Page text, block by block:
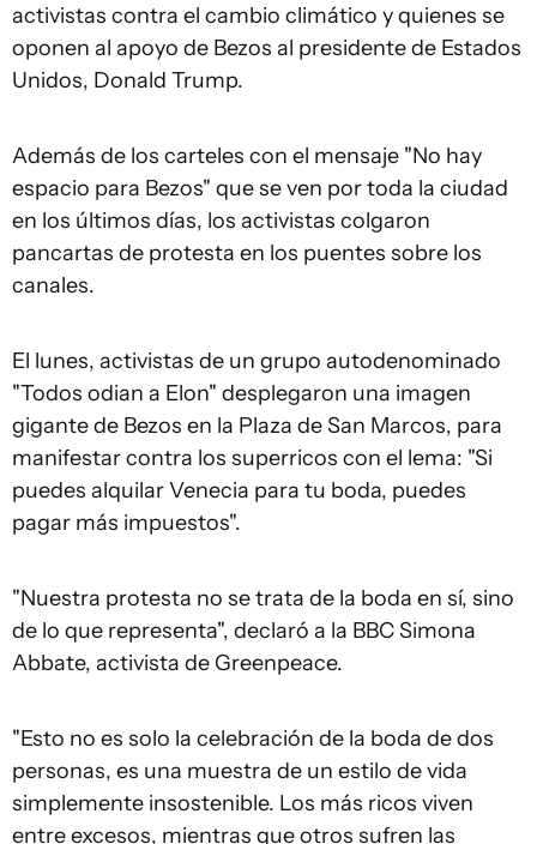
activistas contra el cambio climático y quienes se
oponen al apoyo de Bezos al presidente de Estados
Unidos, Donald Trump.
Además de los carteles con el mensaje "No hay
espacio para Bezos" que se ven por toda la ciudad
en los últimos días, los activistas colgaron
pancartas de protesta en los puentes sobre los
canales.
El lunes, activistas de un grupo autodenominado
"Todos odian a Elon" desplegaron una imagen
gigante de Bezos en la Plaza de San Marcos, para
manifestar contra los superricos con el lema: "Si
puedes alquilar Venecia para tu boda, puedes
pagar más impuestos".
"Nuestra protesta no se trata de la boda en sí, sino
de lo que representa", declaró a la BBC Simona
Abbate, activista de Greenpeace.
"Esto no es solo la celebración de la boda de dos
personas, es una muestra de un estilo de vida
simplemente insostenible. Los más ricos viven
entre excesos, mientras que otros sufren las